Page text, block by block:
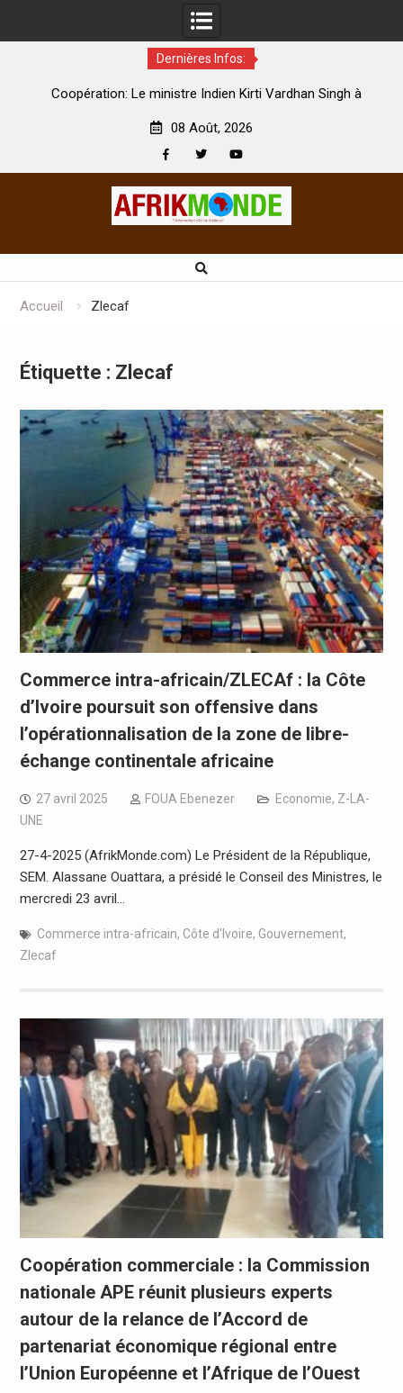
Dernières Infos:
Coopération: Le ministre Indien Kirti Vardhan Singh à
08 Août, 2026
Accueil Zlecaf
Étiquette : Zlecaf
Commerce intra-africain/ZLECAf : la Côte
d’Ivoire poursuit son offensive dans
l’opérationnalisation de la zone de libre-
échange continentale africaine
27 avril 2025 FOUA Ebenezer Economie, Z-LA-
UNE
27-4-2025 (AfrikMonde.com) Le Président de la République,
SEM. Alassane Ouattara, a présidé le Conseil des Ministres, le
mercredi 23 avril…
Commerce intra-africain, Côte d'Ivoire, Gouvernement,
Zlecaf
Coopération commerciale : la Commission
nationale APE réunit plusieurs experts
autour de la relance de l’Accord de
partenariat économique régional entre
l’Union Européenne et l’Afrique de l’Ouest